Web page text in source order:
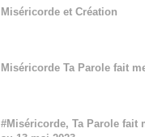
Miséricorde et Création
Miséricorde Ta Parole fait
#Miséricorde, Ta Parole fait